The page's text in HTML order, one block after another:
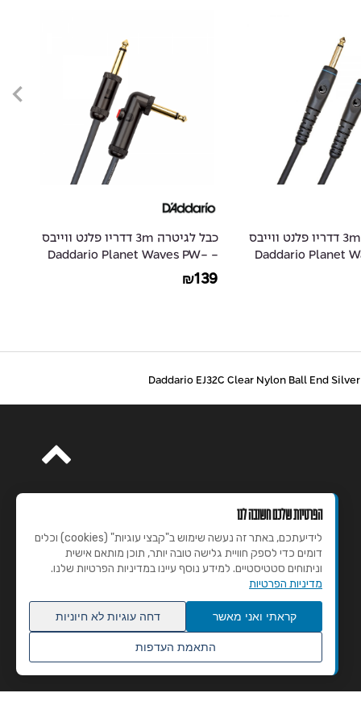
כבל לגיטרה 3m דדריו פלנט ווייבס
- Daddario Planet
כבל לגיטרה 3m דדריו פלנט ווייבס
- Daddario Planet Waves PW-
AGLRA-10
₪139
הפרטיות שלכם חשובה לנו
לידיעתכם, באתר זה נעשה שימוש ב"קבצי עוגיות" (cookies) וכלים
דומים כדי לספק חוויית גלישה טובה יותר, תוכן מותאם אישית
וניתוחים סטטיסטיים. למידע נוסף עיינו במדיניות הפרטיות שלנו.
מדיניות הפרטיות
קראתי ואני מאשר דחה עוגיות לא חיוניות
התאמת העדפות